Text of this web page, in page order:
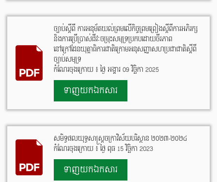
ច្បាប់ស្តីពី ការអនុម័តយល់ព្រមលើកិច្ចព្រមព្រៀងស្តីពីការអភិរក្ស
និងការប្រើប្រាស់ជីវៈចម្រុះសមុទ្រប្រកបដោយចីរភាព
នៅក្រៅដែនយុត្តាធិការជាតិក្រោមអនុសញ្ញាសហប្រជាជាតិស្តីពី
ច្បាប់សមុទ្រ
កំណែរចុងក្រោយ ៖ ថ្ងៃ អង្គារ 09 វិច្ឆិកា 2025
ទាញយកឯកសារ
សមិទ្ធផលយុទ្ធសាស្ត្រចក្រាវិស័យបរិស្ថាន ២០២៣-២០២៤
កំណែរចុងក្រោយ ៖ ថ្ងៃ ពុធ 15 វិច្ឆិកា 2023
ទាញយកឯកសារ